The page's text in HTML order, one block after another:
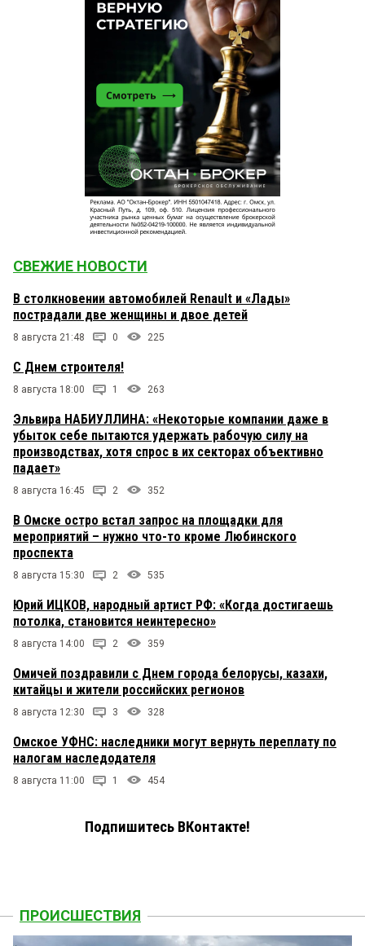
СВЕЖИЕ НОВОСТИ
В столкновении автомобилей Renault и «Лады»
пострадали две женщины и двое детей
8 августа 21:48 0 225
С Днем строителя!
8 августа 18:00 1 263
Эльвира НАБИУЛЛИНА: «Некоторые компании даже в
убыток себе пытаются удержать рабочую силу на
производствах, хотя спрос в их секторах объективно
падает»
8 августа 16:45 2 352
В Омске остро встал запрос на площадки для
мероприятий – нужно что-то кроме Любинского
проспекта
8 августа 15:30 2 535
Юрий ИЦКОВ, народный артист РФ: «Когда достигаешь
потолка, становится неинтересно»
8 августа 14:00 2 359
Омичей поздравили с Днем города белорусы, казахи,
китайцы и жители российских регионов
8 августа 12:30 3 328
Омское УФНС: наследники могут вернуть переплату по
налогам наследодателя
8 августа 11:00 1 454
Подпишитесь ВКонтакте!
ПРОИСШЕСТВИЯ